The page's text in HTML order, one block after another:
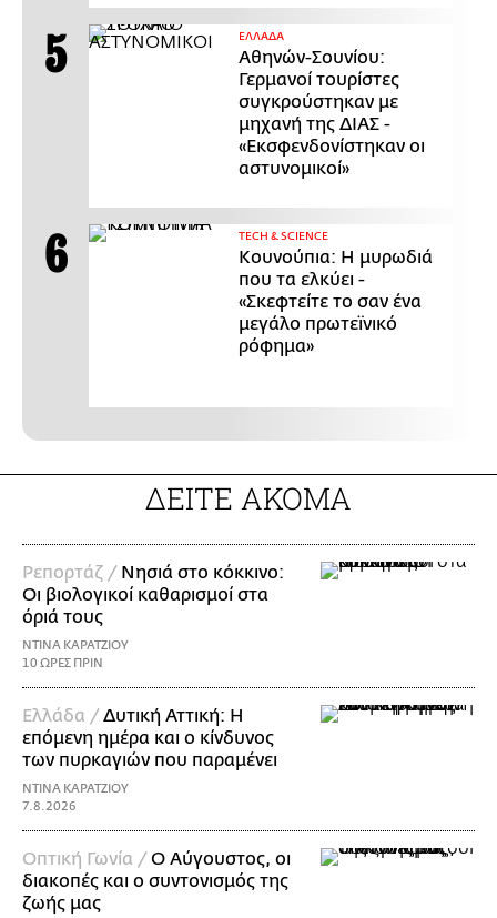
ΕΛΛΑΔΑ
Αθηνών-Σουνίου:
Γερμανοί τουρίστες
συγκρούστηκαν με
μηχανή της ΔΙΑΣ -
«Εκσφενδονίστηκαν οι
αστυνομικοί»
ΤECH & SCIENCE
Κουνούπια: Η μυρωδιά
που τα ελκύει -
«Σκεφτείτε το σαν ένα
μεγάλο πρωτεϊνικό
ρόφημα»
ΔΕΙΤΕ ΑΚΟΜΑ
Ρεπορτάζ / Νησιά στο κόκκινο:
Οι βιολογικοί καθαρισμοί στα
όριά τους
ΝΤΙΝΑ ΚΑΡΑΤΖΙΟΥ
10 ΩΡΕΣ ΠΡΙΝ
Ελλάδα /Δυτική Αττική: Η
επόμενη ημέρα και ο κίνδυνος
των πυρκαγιών που παραμένει
ΝΤΙΝΑ ΚΑΡΑΤΖΙΟΥ
7.8.2026
Οπτική Γωνία /Ο Αύγουστος, οι
διακοπές και ο συντονισμός της
ζωής μας